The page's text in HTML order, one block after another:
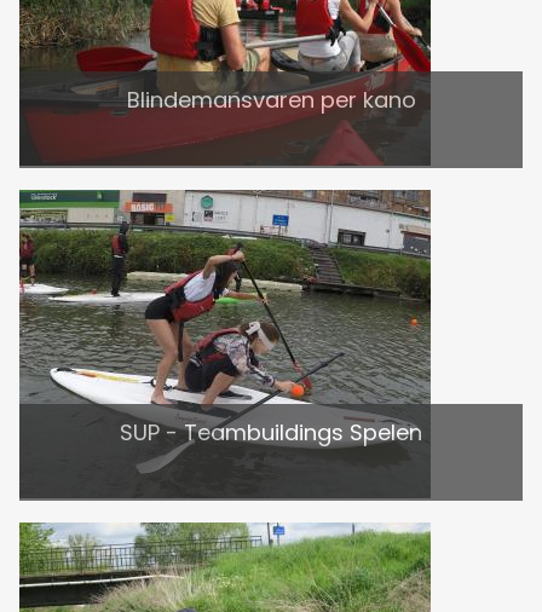
Blindemansvaren per kano
SUP - Teambuildings Spelen